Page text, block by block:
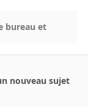
bureau et
nouveau sujet